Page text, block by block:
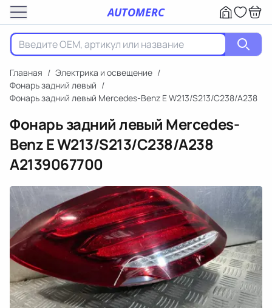
AUTOMERC
Главная / Электрика и освещение /
Фонарь задний левый /
Фонарь задний левый Mercedes-Benz E W213/S213/C238/A238
Фонарь задний левый Mercedes-
Benz E W213/S213/C238/A238
A2139067700